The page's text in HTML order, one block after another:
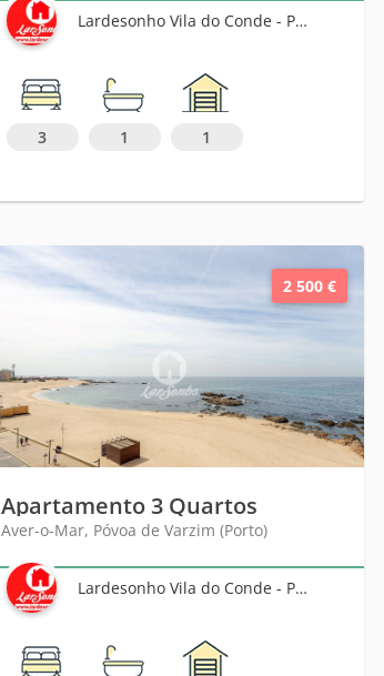
Lardesonho Vila do Conde - Póvoa de Varzim - Famalicão
3 1 1
2 500 €
Apartamento 3 Quartos
Aver-o-Mar, Póvoa de Varzim (Porto)
Lardesonho Vila do Conde - Póvoa de Varzim - Famalicão